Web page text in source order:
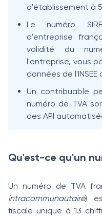
d'établissement à
Le numéro
d'entreprise
validité du
l'entreprise, vous
données de
Un contribuable
numéro de TVA
des API
Qu'est-ce qu'un
Un numéro de TVA
intracommunautaire)
fiscale unique à 13